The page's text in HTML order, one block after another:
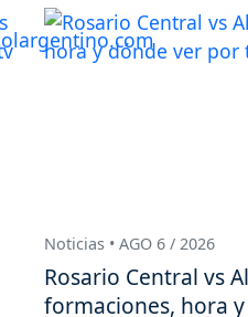
Noticias • AGO 6 / 2026
Rosario Central vs
formaciones, hora